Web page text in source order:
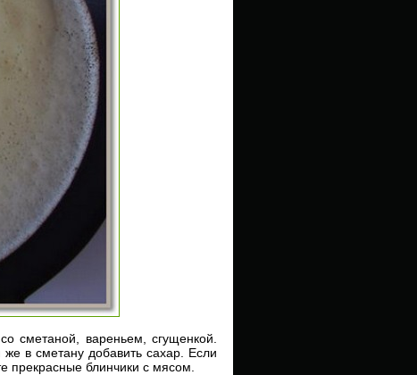
сметаной, вареньем, сгущенкой.
в сметану добавить сахар. Если
прекрасные блинчики с мясом.